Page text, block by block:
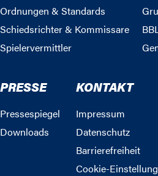
Ordnungen & Standards
Schiedsrichter & Kommissare
Spielervermittler
PRESSE
Pressespiegel
Downloads
KONTAKT
Impressum
Datenschutz
Barrierefreiheit
Cookie-